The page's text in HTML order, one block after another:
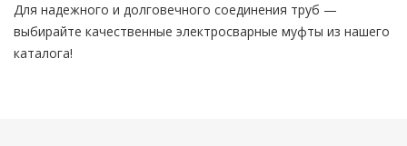
Для надежного и долговечного соединения труб —
выбирайте качественные электросварные муфты из нашего
каталога!